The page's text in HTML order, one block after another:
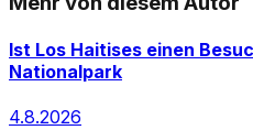
Ist Los Haitises einen
Nationalpark
4.8.2026